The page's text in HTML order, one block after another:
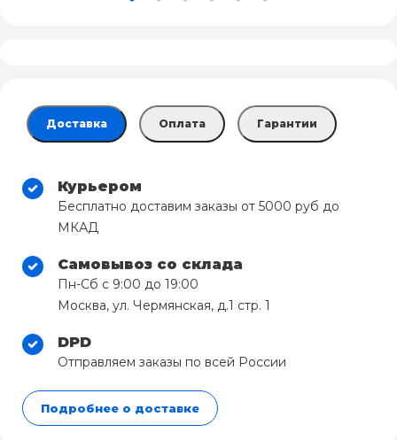
Доставка Оплата Гарантии
Курьером
Бесплатно доставим заказы от 5000 руб до
МКАД
Самовывоз со склада
Пн-Сб с 9:00 до 19:00
Москва, ул. Чермянская, д.1 стр. 1
DPD
Отправляем заказы по всей России
Подробнее о доставке